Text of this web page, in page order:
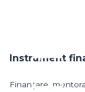
Instrument
Finanțare,